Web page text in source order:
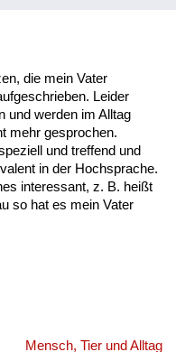
die mein Vater
Leider
und werden im Alltag
mehr gesprochen.
und treffend und
in der Hochsprache.
interessant, z. B. heißt
so hat es mein Vater
Mensch, Tier und Alltag